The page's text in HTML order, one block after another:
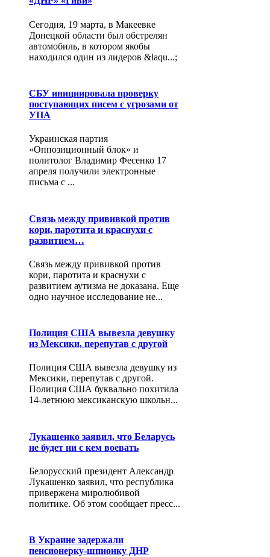
Сегодня, 19 марта, в Макеевке
Донецкой области был обстрелян
автомобиль, в котором якобы
находился один из лидеров &laqu...;
СБУ инициировала проверку
поступающих писем с угрозами от
УПА
Украинская партия
«Оппозиционный блок» и
политолог Владимир Фесенко 17
апреля получили электронные
письма с ...
Связь между прививкой против
кори, паротита и краснухи с
развитием…
Связь между прививкой против
кори, паротита и краснухи с
развитием аутизма не доказана. Еще
одно научное исследование не...
Полиция США вывезла девушку
из Мексики, перепутав с другой
Полиция США вывезла девушку из
Мексики, перепутав с другой.
Полиция США буквально похитила
14-летнюю мексиканскую школьн...
Лукашенко заявил, что Беларусь
не будет ни с кем воевать
Белорусский президент Александр
Лукашенко заявил, что республика
привержена миролюбивой
политике. Об этом сообщает пресс...
В Украине задержали
пенсионерку-шпионку ДНР